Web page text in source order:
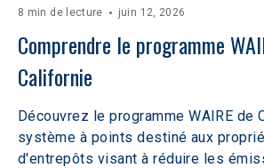
8 min de lecture juin 12, 2026
Comprendre le programme
Californie
Découvrez le programme WAIRE de
système à points destiné aux
d'entrepôts visant à réduire les